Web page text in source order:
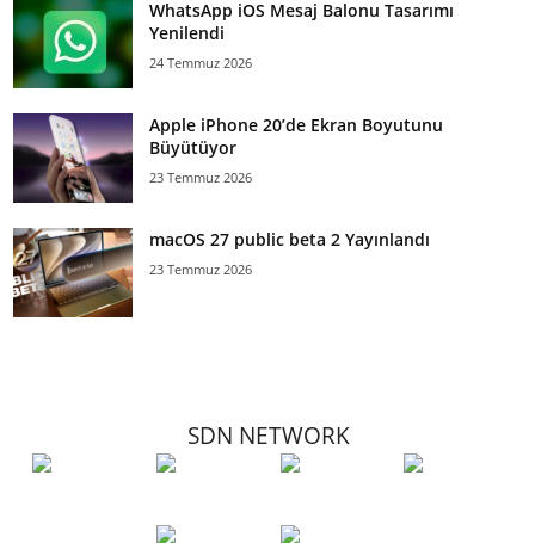
WhatsApp iOS Mesaj Balonu Tasarımı
Yenilendi
24 Temmuz 2026
Apple iPhone 20’de Ekran Boyutunu
Büyütüyor
23 Temmuz 2026
macOS 27 public beta 2 Yayınlandı
23 Temmuz 2026
SDN NETWORK